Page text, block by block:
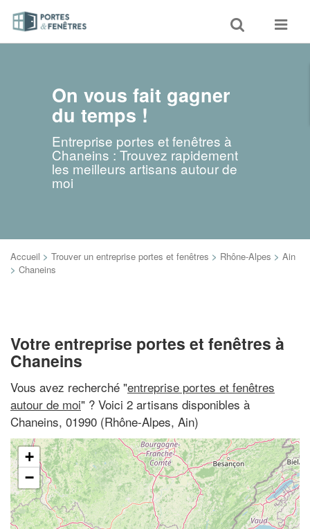
Toggle
search
Toggle
On vous fait gagner
du temps !
Entreprise portes et fenêtres à
Chaneins : Trouvez rapidement
les meilleurs artisans autour de
moi
Accueil > Trouver un entreprise portes et fenêtres > Rhône-Alpes > Ain
> Chaneins
Votre entreprise portes et fenêtres à
Chaneins
Vous avez recherché "entreprise portes et fenêtres
autour de moi" ? Voici 2 artisans disponibles à
Chaneins, 01990 (Rhône-Alpes, Ain)
+
−